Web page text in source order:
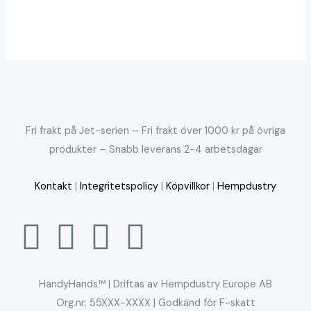
Fri frakt på Jet-serien – Fri frakt över 1000 kr på övriga
produkter – Snabb leverans 2-4 arbetsdagar
Kontakt | Integritetspolicy | Köpvillkor | Hempdustry
HandyHands™ | Driftas av Hempdustry Europe AB
Org.nr: 55XXX-XXXX | Godkänd för F-skatt